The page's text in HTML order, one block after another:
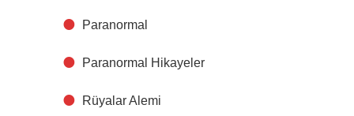
Paranormal
Paranormal Hikayeler
Rüyalar Alemi